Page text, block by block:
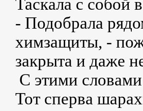
Таскала с собой
- Подобрала
химзащиты, -
закрыта и даже
С этими
Тот сперва